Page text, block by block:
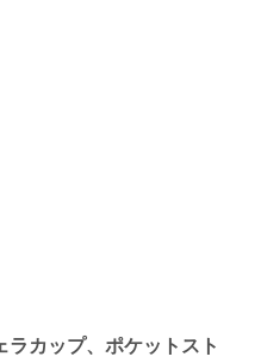
ラカップ、ポケットスト